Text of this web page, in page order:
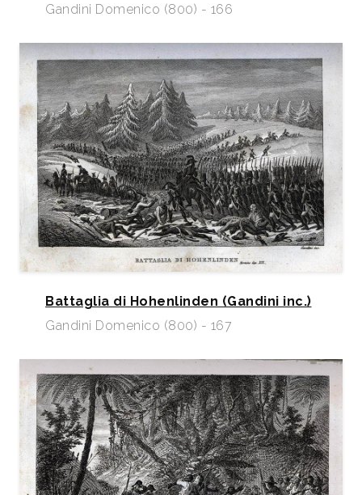
Gandini Domenico (800) - 166
Battaglia di Hohenlinden (Gandini inc.)
Gandini Domenico (800) - 167